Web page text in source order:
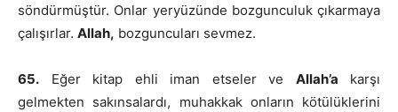
söndürmüştür. Onlar yeryüzünde bozgunculuk çıkarmaya
çalışırlar. Allah, bozguncuları sevmez.
65. Eğer kitap ehli iman etseler ve Allah’a karşı
gelmekten sakınsalardı, muhakkak onların kötülüklerini